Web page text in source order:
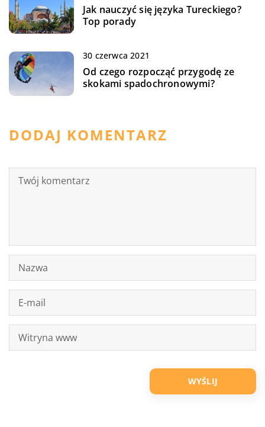
Jak nauczyć się języka Tureckiego?
Top porady
30 czerwca 2021
Od czego rozpocząć przygodę ze
skokami spadochronowymi?
DODAJ KOMENTARZ